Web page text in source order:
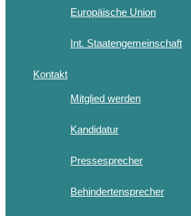
Europäische Union
Int. Staatengemeinschaft
Kontakt
Mitglied werden
Kandidatur
Pressesprecher
Behindertensprecher